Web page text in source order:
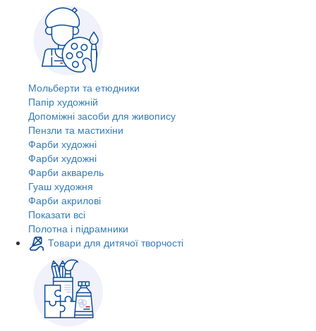
Мольберти та етюдники
Папір художній
Допоміжні засоби для живопису
Пензли та мастихіни
Фарби художні
Фарби художні
Фарби акварель
Гуаш художня
Фарби акрилові
Показати всі
Полотна і підрамники
Товари для дитячої творчості